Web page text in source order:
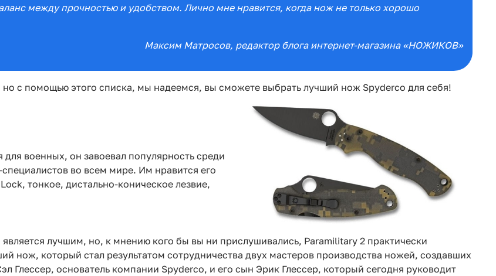
между прочностью и удобством. Лично мне нравится, когда нож не только хорошо
Максим Матросов, редактор блога интернет-магазина «НОЖИКОВ»
с помощью этого списка, мы надеемся, вы сможете выбрать лучший нож Spyderco для себя!
для военных, он завоевал популярность среди
во всем мире. Им нравится его
тонкое, дистально-коническое лезвие,
лучшим, но, к мнению кого бы вы ни прислушивались, Paramilitary 2 практически
нож, который стал результатом сотрудничества двух мастеров производства ножей, создавших
Глессер, основатель компании Spyderco, и его сын Эрик Глессер, который сегодня руководит